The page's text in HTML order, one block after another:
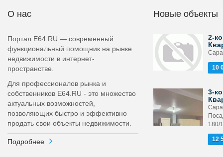
О нас
Портал E64.RU — современный
функциональный помощник на рынке
недвижимости в интернет-
пространстве.
Для профессионалов рынка и
собственников E64.RU - это множество
актуальных возможностей,
позволяющих быстро и эффективно
продать свои объекты недвижимости.
Подробнее
Новые объекты
2-
10
3-
180/
12